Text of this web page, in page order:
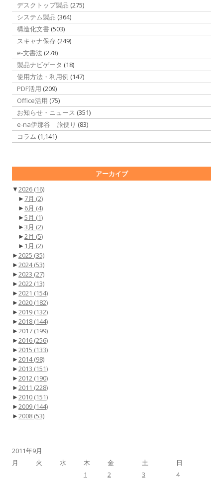
デスクトップ製品 (275)
システム製品 (364)
構造化文書 (503)
スキャナ保存 (249)
e-文書法 (278)
製品ナビゲータ (18)
使用方法・利用例 (147)
PDF活用 (209)
Office活用 (75)
お知らせ・ニュース (351)
e-na伊那谷 旅便り (83)
コラム (1,141)
アーカイブ
▼2026 (16)
► 7月 (2)
► 6月 (4)
►5月 (1)
►3月 (2)
►2月 (5)
► 1月 (2)
►2025 (35)
►2024(53)
►2023 (27)
►2022 (13)
►2021 (154)
►2020 (182)
►2019 (132)
►2018 (144)
►2017 (199)
►2016 (256)
►2015 (133)
►2014(98)
►2013 (151)
►2012 (190)
►2011 (228)
►2010 (151)
►2009 (144)
►2008 (53)
2011年9月
月
火 水 木 金 土
日
1
2 3 4